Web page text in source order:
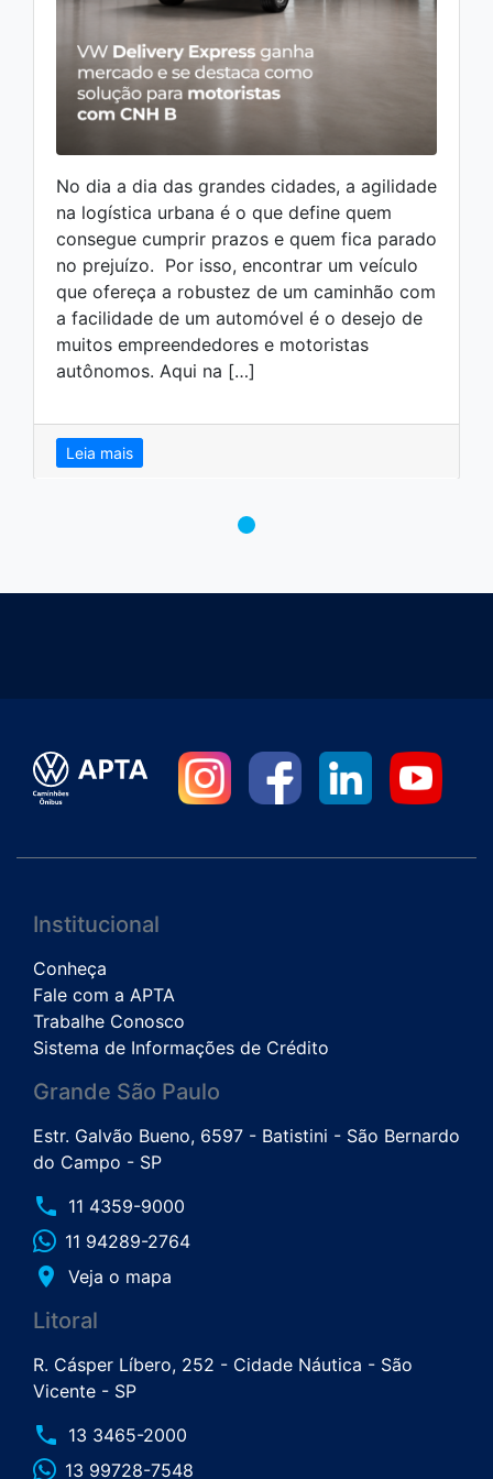
No dia a dia das grandes cidades, a agilidade
na logística urbana é o que define quem
consegue cumprir prazos e quem fica parado
no prejuízo. Por isso, encontrar um veículo
que ofereça a robustez de um caminhão com
a facilidade de um automóvel é o desejo de
muitos empreendedores e motoristas
autônomos. Aqui na […]
Leia mais
Institucional
Conheça
Fale com a APTA
Trabalhe Conosco
Sistema de Informações de Crédito
Grande São Paulo
Estr. Galvão Bueno, 6597 - Batistini - São Bernardo
do Campo - SP
phone 11 4359-9000
11 94289-2764
place Veja o mapa
Litoral
R. Cásper Líbero, 252 - Cidade Náutica - São
Vicente - SP
phone 13 3465-2000
13 99728-7548